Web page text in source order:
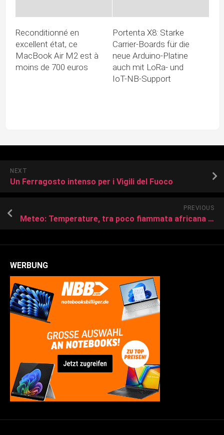
Reconditionné en
excellent état, ce
MacBook Air M2 est à
moins de 700 euros
Portenta X8: Starke
Carrier-Boards für die
neue Arduino-Platine
auch mit LoRa- und
IoT-NB-Support
NEXT
Un Ferragosto intenso per i Vigili del Fuoco
PREVIOUS
Meteo: Temperature, tra poco fiammata africana con Caldo intenso, picchi fino a 45°C; le regioni più calde
WERBUNG